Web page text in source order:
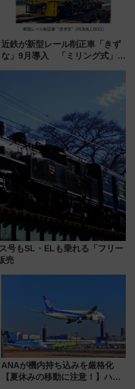
近鉄が新型レール削正車「きず
な」9月導入 「ミリング式」採
貢献するだけでなく、全線区で
号もSL・ELも乗れる「フリー
売
ANAが機内持ち込みを厳格化
【夏休みの移動に注意！】ハン